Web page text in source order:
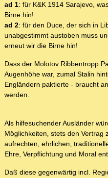
ad 1: für K&K 1914 Sarajevo,
Birne hin!
ad 2: für den Duce, der sich in
unabgestimmt austoben muss
erneut wir die Birne hin!
Dass der Molotov Ribbentropp
Augenhöhe war, zumal Stalin
Engländern paktierte - braucht
werden.
Als hilfesuchender Ausländer
Möglichkeiten, stets den Vertrag
aufrechten, ehrlichen,
Ehre, Verpflichtung und Moral
Daß diese gegenwärtig incl.